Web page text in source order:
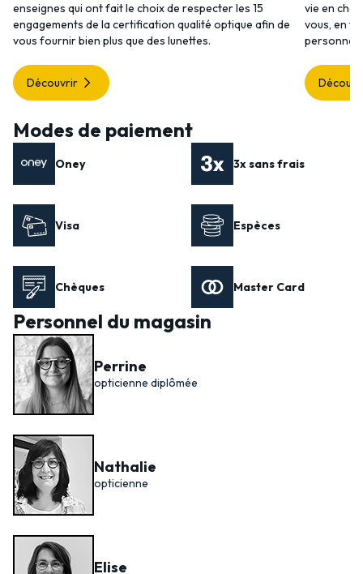
enseignes qui ont fait le choix de respecter les 15
engagements de la certification qualité optique afin de
vous fournir bien plus que des lunettes.
Découvrir
vie en
vous, en
Modes de paiement
Oney 3x sans frais
Visa Espèces
Chèques Master Card
Personnel du magasin
Perrine
opticienne diplômée
Nathalie
opticienne
Elise